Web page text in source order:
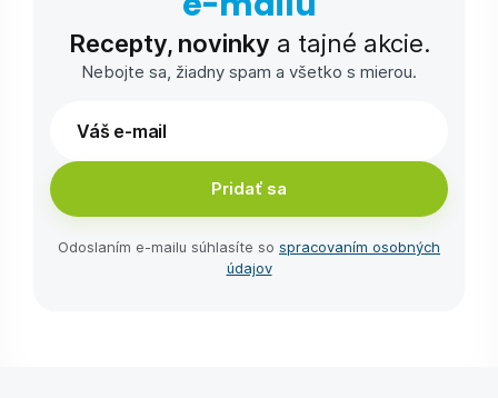
Recepty, novinky a tajné akcie.
Nebojte sa, žiadny spam a všetko s mierou.
Pridať sa
Odoslaním e-⁠mailu súhlasíte so spracovaním osobných
údajov